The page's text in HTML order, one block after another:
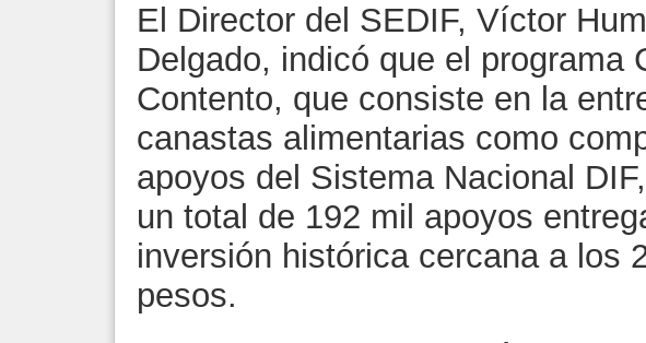
El Director del SEDIF, Víctor
Delgado, indicó que el programa
Contento, que consiste en la
canastas alimentarias como
apoyos del Sistema Nacional
un total de 192 mil apoyos
inversión histórica cercana a los
pesos.